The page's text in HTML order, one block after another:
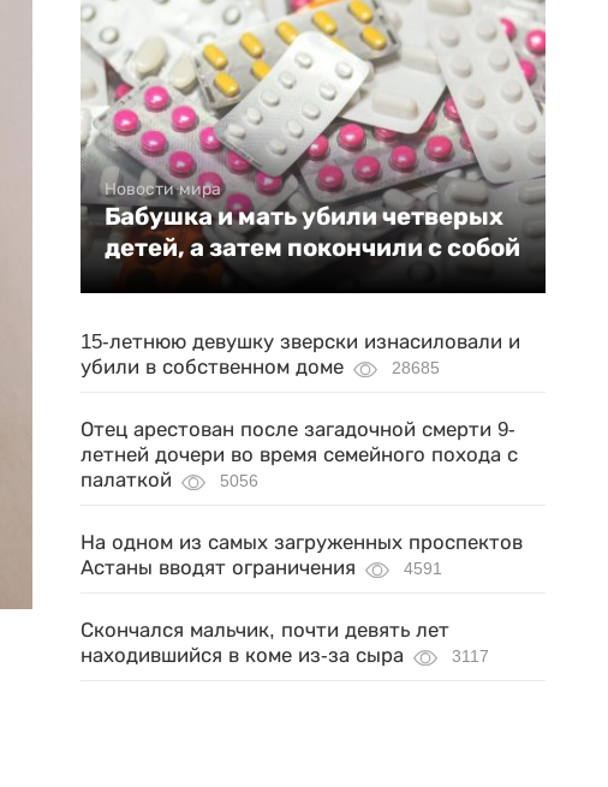
Новости мира
Бабушка и мать убили четверых
детей, а затем покончили с собой
15-летнюю девушку зверски изнасиловали и
убили в собственном доме
28685
Отец арестован после загадочной смерти 9-
летней дочери во время семейного похода с
палаткой
5056
На одном из самых загруженных проспектов
Астаны вводят ограничения
4591
Скончался мальчик, почти девять лет
находившийся в коме из-за сыра
3117